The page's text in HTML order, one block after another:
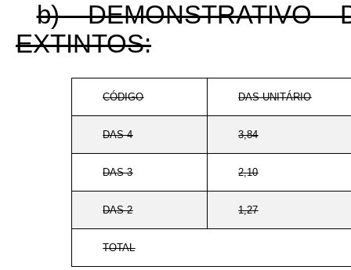
b) DEMONSTRATIVO
EXTINTOS:
CÓDIGO DAS-UNITÁRIO
DAS-4 3,84
DAS-3 2,10
DAS-2 1,27
TOTAL